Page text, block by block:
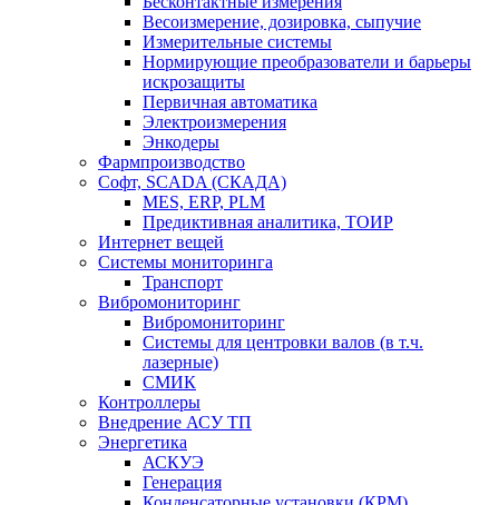
Весоизмерение, дозировка, сыпучие
Измерительные системы
Нормирующие преобразователи и барьеры
искрозащиты
Первичная автоматика
Электроизмерения
Энкодеры
Фармпроизводство
Софт, SCADA (СКАДА)
MES, ERP, PLM
Предиктивная аналитика, ТОИР
Интернет вещей
Системы мониторинга
Транспорт
Вибромониторинг
Вибромониторинг
Системы для центровки валов (в т.ч.
лазерные)
СМИК
Контроллеры
Внедрение АСУ ТП
Энергетика
АСКУЭ
Генерация